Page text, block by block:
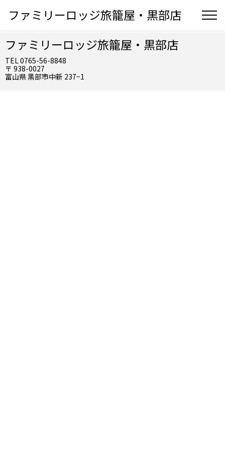
ファミリーロッジ旅籠屋・黒部店
ファミリーロッジ旅籠屋・黒部店
TEL 0765-56-8848
〒 938-0027
富山県 黒部市中新 237−1